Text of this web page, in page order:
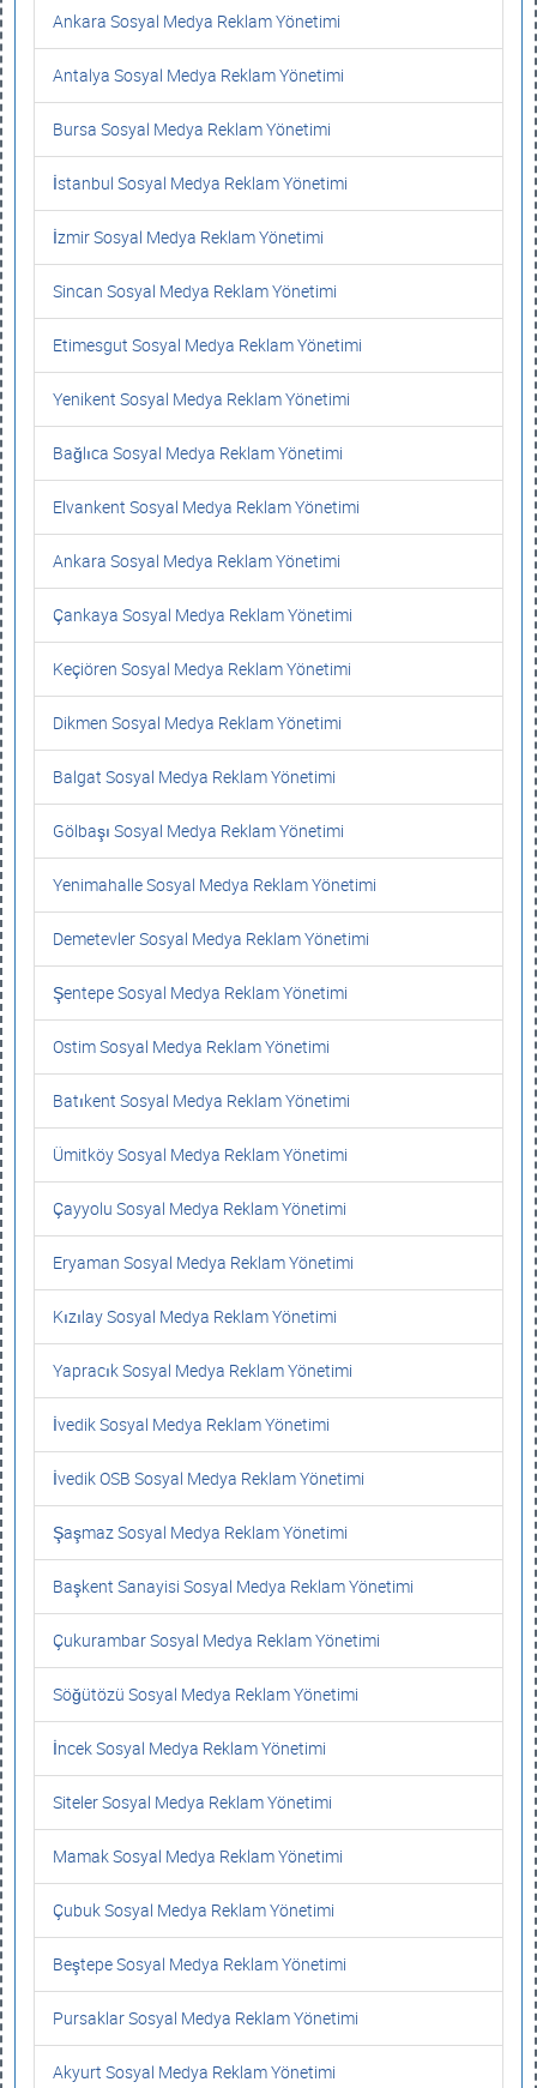
Ankara Sosyal Medya Reklam Yönetimi
Antalya Sosyal Medya Reklam Yönetimi
Bursa Sosyal Medya Reklam Yönetimi
İstanbul Sosyal Medya Reklam Yönetimi
İzmir Sosyal Medya Reklam Yönetimi
Sincan Sosyal Medya Reklam Yönetimi
Etimesgut Sosyal Medya Reklam Yönetimi
Yenikent Sosyal Medya Reklam Yönetimi
Bağlıca Sosyal Medya Reklam Yönetimi
Elvankent Sosyal Medya Reklam Yönetimi
Ankara Sosyal Medya Reklam Yönetimi
Çankaya Sosyal Medya Reklam Yönetimi
Keçiören Sosyal Medya Reklam Yönetimi
Dikmen Sosyal Medya Reklam Yönetimi
Balgat Sosyal Medya Reklam Yönetimi
Gölbaşı Sosyal Medya Reklam Yönetimi
Yenimahalle Sosyal Medya Reklam Yönetimi
Demetevler Sosyal Medya Reklam Yönetimi
Şentepe Sosyal Medya Reklam Yönetimi
Ostim Sosyal Medya Reklam Yönetimi
Batıkent Sosyal Medya Reklam Yönetimi
Ümitköy Sosyal Medya Reklam Yönetimi
Çayyolu Sosyal Medya Reklam Yönetimi
Eryaman Sosyal Medya Reklam Yönetimi
Kızılay Sosyal Medya Reklam Yönetimi
Yapracık Sosyal Medya Reklam Yönetimi
İvedik Sosyal Medya Reklam Yönetimi
İvedik OSB Sosyal Medya Reklam Yönetimi
Şaşmaz Sosyal Medya Reklam Yönetimi
Başkent Sanayisi Sosyal Medya Reklam Yönetimi
Çukurambar Sosyal Medya Reklam Yönetimi
Söğütözü Sosyal Medya Reklam Yönetimi
İncek Sosyal Medya Reklam Yönetimi
Siteler Sosyal Medya Reklam Yönetimi
Mamak Sosyal Medya Reklam Yönetimi
Çubuk Sosyal Medya Reklam Yönetimi
Beştepe Sosyal Medya Reklam Yönetimi
Pursaklar Sosyal Medya Reklam Yönetimi
Akyurt Sosyal Medya Reklam Yönetimi